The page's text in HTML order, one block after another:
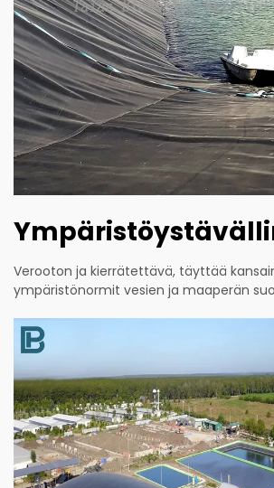
Verooton ja kierrätettävä, täyttää
ympäristönormit vesien ja maaperän